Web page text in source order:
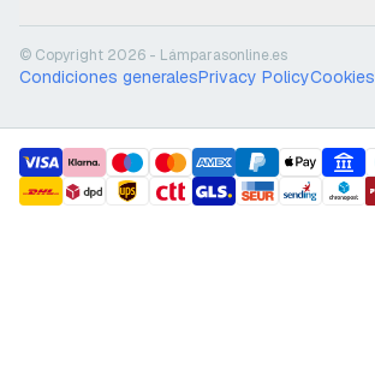
© Copyright 2026 - Lámparasonline.es
Condiciones generalesPrivacy PolicyCookies
payment methods
shipment methods